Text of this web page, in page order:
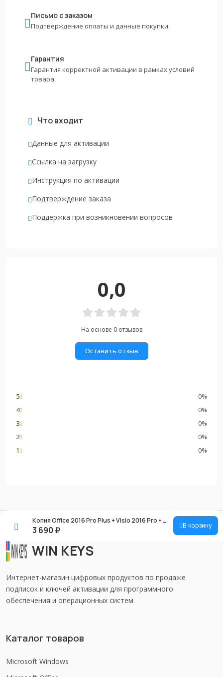
Письмо с заказом
Подтверждение оплаты и данные покупки.
Гарантия
Гарантия корректной активации в рамках условий
товара.
Что входит
Данные для активации
Ссылка на загрузку
Инструкция по активации
Подтверждение заказа
Поддержка при возникновении вопросов
0,0
На основе 0 отзывов
Оставить отзыв
5
0%
4
0%
3
0%
2
0%
1
0%
Копия Office 2016 Pro Plus + Visio 2016 Pro + Project 2016 Pro
3 690 ₽ В корзину
WIN KEYS
Интернет-магазин цифровых продуктов по продаже
подписок и ключей активации для программного
обеспечения и операционных систем.
Каталог товаров
Microsoft Windows